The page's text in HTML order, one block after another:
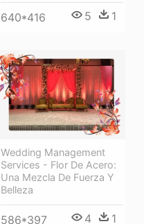
640*416 5 1
Wedding Management
Services - Flor De Acero:
Una Mezcla De Fuerza Y
Belleza
586*397 4 1